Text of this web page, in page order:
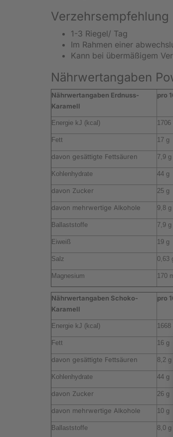
Verzehrsempfehlung
1-3 Riegel/ Tag
Im Rahmen einer
Kann bei übermäßigem
Nährwertangaben
Nährwertangaben Erdnuss-
Karamell
pro
Energie kJ (kcal) 1706
Fett 17 g
davon gesättigte Fettsäuren 7,9 g
Kohlenhydrate 44 g
davon Zucker 25 g
davon mehrwertige Alkohole 9,8 g
Ballaststoffe 7,9 g
Eiweiß 19 g
Salz 0,63
Magnesium 170
Nährwertangaben Schoko-
Karamell
pro
Energie kJ (kcal) 1668
Fett 16 g
davon gesättigte Fettsäuren 8,2 g
Kohlenhydrate 44 g
davon Zucker 26 g
davon mehrwertige Alkohole 10 g
Ballaststoffe 8,0 g